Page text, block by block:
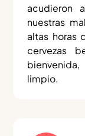
acudieron
nuestras
altas horas
cervezas
limpio.